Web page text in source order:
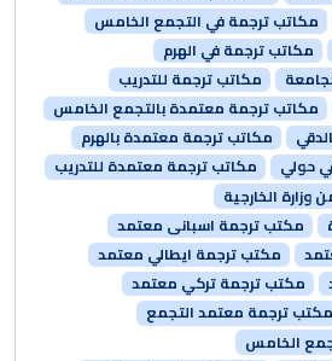
مكاتب ترجمة في التجمع الخامس
مكاتب ترجمة في الهرم
مكاتب ترجمة للتدريب
مكاتب ترجمة معتمدة بالتجمع الخامس
مكاتب ترجمة معتمدة بالهرم
حولي
مكاتب ترجمة معتمدة للتدريب
الخارجية
مكتب ترجمة اسبانى معتمد
مكتب ترجمة ايطالي معتمد
مكتب ترجمة تركي معتمد
مكتب ترجمة معتمد التجمع
الخامس